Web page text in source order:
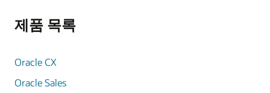
제품 목록
Oracle CX
Oracle Sales